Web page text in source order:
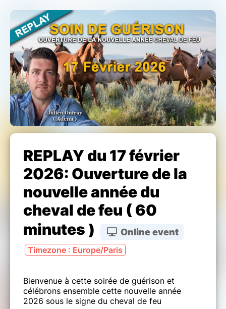
REPLAY du 17 février
2026: Ouverture de la
nouvelle année du
cheval de feu ( 60
minutes )
Online event
Timezone : Europe/Paris
Bienvenue à cette soirée de guérison et
célébrons ensemble cette nouvelle année
2026 sous le signe du cheval de feu